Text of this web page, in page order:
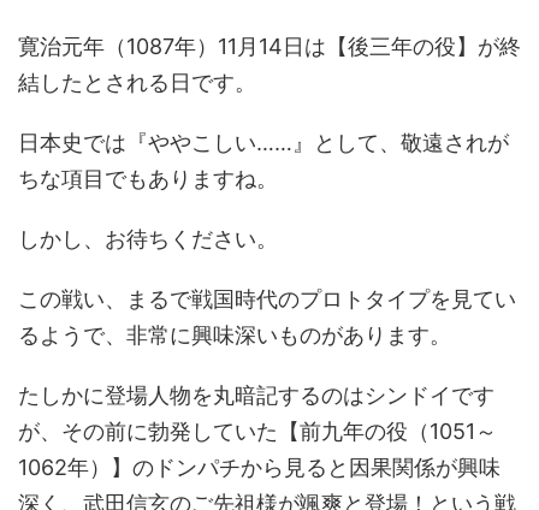
寛治元年（1087年）11月14日は【後三年の役】が終
結したとされる日です。
日本史では『ややこしい……』として、敬遠されが
ちな項目でもありますね。
しかし、お待ちください。
この戦い、まるで戦国時代のプロトタイプを見てい
るようで、非常に興味深いものがあります。
たしかに登場人物を丸暗記するのはシンドイです
が、その前に勃発していた【前九年の役（1051～
1062年）】のドンパチから見ると因果関係が興味
深く、武田信玄のご先祖様が颯爽と登場！という戦